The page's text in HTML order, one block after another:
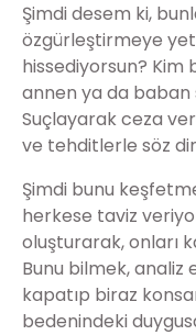
Şimdi desem ki,
özgürleştirmeye
hissediyorsun? Kim
annen ya da baban
Suçlayarak ceza
ve tehditlerle söz
Şimdi bunu
herkese taviz
oluşturarak, onları
Bunu bilmek, analiz
kapatıp biraz
bedenindeki